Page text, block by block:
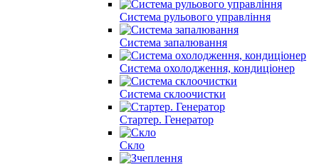
Система рульового управління
Система запалювання
Система охолодження, кондиціонер
Система склоочистки
Стартер. Генератор
Скло